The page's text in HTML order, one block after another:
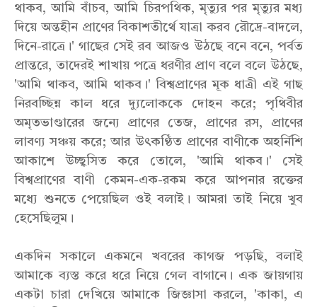
থাকব, আমি বাঁচব, আমি চিরপথিক, মৃত্যুর পর মৃত্যুর মধ্য
দিয়ে অন্তহীন প্রাণের বিকাশতীর্থে যাত্রা করব রৌদ্রে-বাদলে,
দিনে-রাত্রে।' গাছের সেই রব আজও উঠছে বনে বনে, পর্বত
প্রান্তরে, তাদেরই শাখায় পত্রে ধরণীর প্রাণ বলে বলে উঠছে,
'আমি থাকব, আমি থাকব।' বিশ্বপ্রাণের মূক ধাত্রী এই গাছ
নিরবচ্ছিন্ন কাল ধরে দ্যুলোককে দোহন করে; পৃথিবীর
অমৃতভাণ্ডারের জন্যে প্রাণের তেজ, প্রাণের রস, প্রাণের
লাবণ্য সঞ্চয় করে; আর উৎকণ্ঠিত প্রাণের বাণীকে অহর্নিশি
আকাশে উচ্ছ্বসিত করে তোলে, 'আমি থাকব।' সেই
বিশ্বপ্রাণের বাণী কেমন-এক-রকম করে আপনার রক্তের
মধ্যে শুনতে পেয়েছিল ওই বলাই। আমরা তাই নিয়ে খুব
হেসেছিলুম।
একদিন সকালে একমনে খবরের কাগজ পড়ছি, বলাই
আমাকে ব্যস্ত করে ধরে নিয়ে গেল বাগানে। এক জায়গায়
একটা চারা দেখিয়ে আমাকে জিজ্ঞাসা করলে, 'কাকা, এ